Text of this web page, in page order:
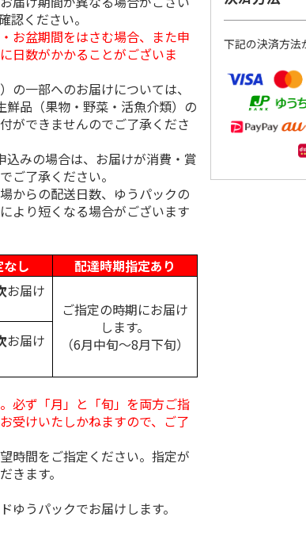
９
コレートシロップポ
ーション」
30g×21 …
4,980円
房＞プレーン・深海
3,900円
推奨 2種のブリ
6個セット(ク
4,320円
認ください。
お盆期間をはさむ場合、また申
日数がかかることがございま
一部へのお届けについては、
品（果物・野菜・活魚介類）の
ができませんのでご了承くださ
みの場合は、お届けが消費・賞
ご了承ください。
からの配送日数、ゆうパックの
より短くなる場合がございます
し
配達時期指定あり
お届け
ご指定の時期にお届け
します。
（6月中旬～8月下旬）
お届け
必ず「月」と「旬」を両方ご指
受けいたしかねますので、ご了
時間をご指定ください。指定が
きます。
うパックでお届けします。
下記の決済方法